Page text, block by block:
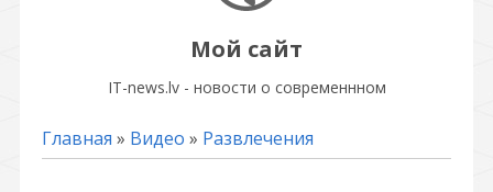
Мой сайт
IT-news.lv - новости о современнном
Главная » Видео » Развлечения